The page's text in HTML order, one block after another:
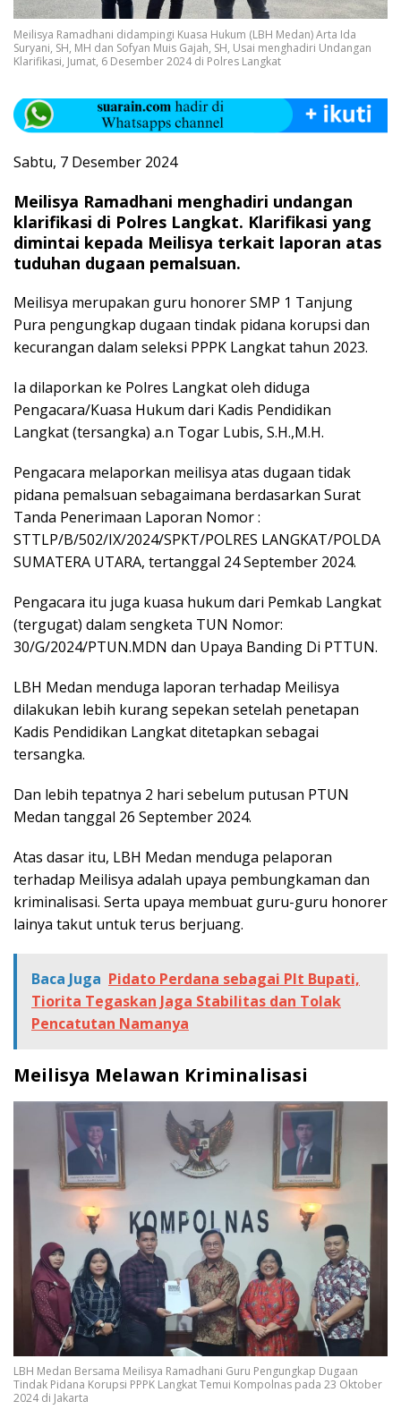
Meilisya Ramadhani didampingi Kuasa Hukum (LBH Medan) Arta Ida
Suryani, SH, MH dan Sofyan Muis Gajah, SH, Usai menghadiri Undangan
Klarifikasi, Jumat, 6 Desember 2024 di Polres Langkat
Sabtu, 7 Desember 2024
Meilisya Ramadhani menghadiri undangan
klarifikasi di Polres Langkat. Klarifikasi yang
dimintai kepada Meilisya terkait laporan atas
tuduhan dugaan pemalsuan.
Meilisya merupakan guru honorer SMP 1 Tanjung
Pura pengungkap dugaan tindak pidana korupsi dan
kecurangan dalam seleksi PPPK Langkat tahun 2023.
Ia dilaporkan ke Polres Langkat oleh diduga
Pengacara/Kuasa Hukum dari Kadis Pendidikan
Langkat (tersangka) a.n Togar Lubis, S.H.,M.H.
Pengacara melaporkan meilisya atas dugaan tidak
pidana pemalsuan sebagaimana berdasarkan Surat
Tanda Penerimaan Laporan Nomor :
STTLP/B/502/IX/2024/SPKT/POLRES LANGKAT/POLDA
SUMATERA UTARA, tertanggal 24 September 2024.
Pengacara itu juga kuasa hukum dari Pemkab Langkat
(tergugat) dalam sengketa TUN Nomor:
30/G/2024/PTUN.MDN dan Upaya Banding Di PTTUN.
LBH Medan menduga laporan terhadap Meilisya
dilakukan lebih kurang sepekan setelah penetapan
Kadis Pendidikan Langkat ditetapkan sebagai
tersangka.
Dan lebih tepatnya 2 hari sebelum putusan PTUN
Medan tanggal 26 September 2024.
Atas dasar itu, LBH Medan menduga pelaporan
terhadap Meilisya adalah upaya pembungkaman dan
kriminalisasi. Serta upaya membuat guru-guru honorer
lainya takut untuk terus berjuang.
Baca Juga Pidato Perdana sebagai Plt Bupati,
Tiorita Tegaskan Jaga Stabilitas dan Tolak
Pencatutan Namanya
Meilisya Melawan Kriminalisasi
LBH Medan Bersama Meilisya Ramadhani Guru Pengungkap Dugaan
Tindak Pidana Korupsi PPPK Langkat Temui Kompolnas pada 23 Oktober
2024 di Jakarta